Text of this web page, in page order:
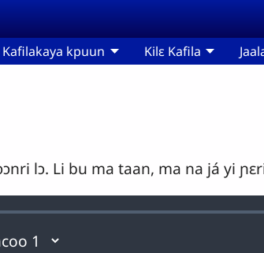
Kafilakaya kpuun Kilɛ Kafila
lɔ. Li bu ma taan, ma na já yi